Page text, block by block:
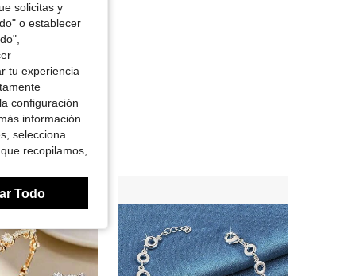
solicitas y
o establecer
tu experiencia
configuración
información
selecciona
recopilamos,
Todo